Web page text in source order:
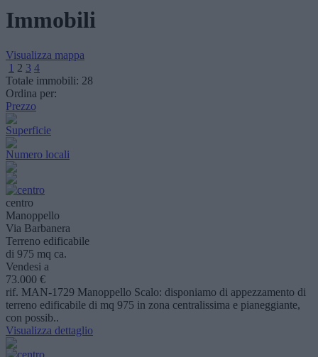
Immobili
Visualizza mappa
1 2 3 4
Totale immobili: 28
Ordina per:
Prezzo
Superficie
Numero locali
centro
Manoppello
Via Barbanera
Terreno edificabile
di 975 mq ca.
Vendesi a
73.000 €
rif. MAN-1729 Manoppello Scalo: disponiamo di appezzamento di
terreno edificabile di mq 975 in zona centralissima e pianeggiante,
con possib..
Visualizza dettaglio